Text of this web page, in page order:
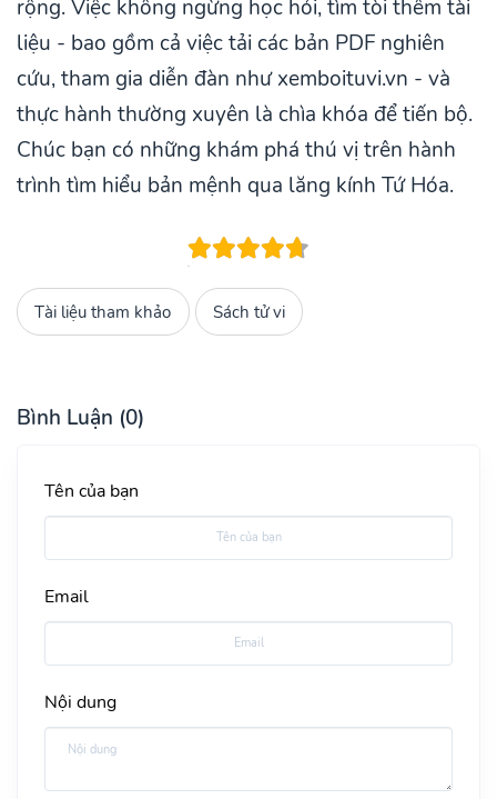
rộng. Việc không ngừng học hỏi, tìm tòi thêm tài
liệu - bao gồm cả việc tải các bản PDF nghiên
cứu, tham gia diễn đàn như xemboituvi.vn - và
thực hành thường xuyên là chìa khóa để tiến bộ.
Chúc bạn có những khám phá thú vị trên hành
trình tìm hiểu bản mệnh qua lăng kính Tứ Hóa.
Tài liệu tham khảo Sách tử vi
Bình Luận (0)
Tên của bạn
Email
Nội dung